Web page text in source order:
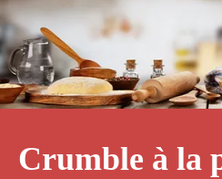
Crumble à la